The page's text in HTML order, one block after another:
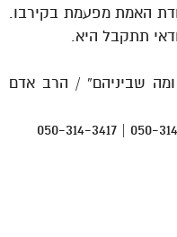
האמת מפעמת בקירבו.
תתקבל היא.
שביניהם” / הרב אדם